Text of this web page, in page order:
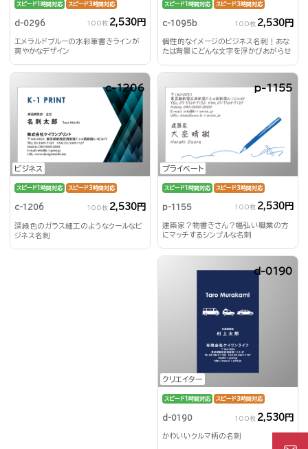
スピード1時間対応 スピード3時間対応
d-0296 100枚 2,530円
エメラルドブルーの水彩筆書きラインが
爽やかなデザイン
スピード1時間対応 スピード3時間対応
c-1095b 100枚 2,530円
個性的なイメージのビジネス名刺！あな
たは背景にどんな文字を浮かびあがらせ
ビジネス
c-1206
スピード1時間対応 スピード3時間対応
c-1206 100枚 2,530円
深緑色のガラス細工のようなクールなビ
ジネス名刺
プライベート
p-1155
スピード1時間対応 スピード3時間対応
p-1155 100枚 2,530円
建築家？物書きさん？幅弘い職業の方
にマッチするシンプルな名刺
クリエイター
d-0190
スピード1時間対応 スピード3時間対応
d-0190 100枚 2,530円
かわいいクルマ柄の名刺